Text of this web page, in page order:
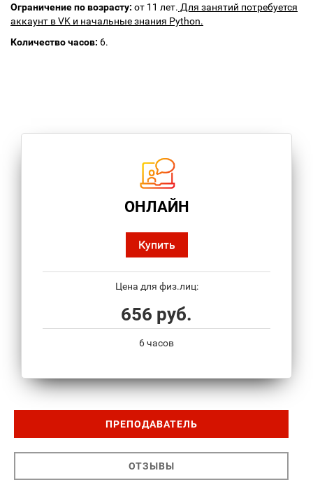
Ограничение по возрасту: от 11 лет. Для занятий потребуется
аккаунт в VK и начальные знания Python.
Количество часов: 6.
ОНЛАЙН
Купить
Цена для физ.лиц:
656 руб.
6 часов
ПРЕПОДАВАТЕЛЬ
ОТЗЫВЫ